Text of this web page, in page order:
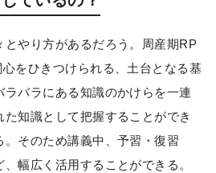
やり方があるだろう。周産期RP
をひきつけられる、土台となる基
バラにある知識のかけらを一連
知識として把握することができ
。そのため講義中、予習・復習
幅広く活用することができる。